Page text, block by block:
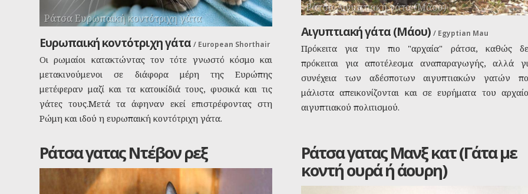
Ράτσα Ευρωπαική κοντότριχη γάτα
Ευρωπαική κοντότριχη γάτα / European Shorthair
Οι ρωμαίοι κατακτώντας τον τότε γνωστό κόσμο και
μετακινούμενοι σε διάφορα μέρη της Ευρώπης
μετέφεραν μαζί και τα κατοικίδιά τους, φυσικά και τις
γάτες τους.Μετά τα άφηναν εκεί επιστρέφοντας στη
Ρώμη και ιδού η ευρωπαική κοντότριχη γάτα.
Ράτσα Αιγυπτιακή γάτα (Μάου)
Αιγυπτιακή γάτα (Μάου) / Egyptian Mau
Πρόκειτα για την πιο "αρχαία" ράτσα, καθώς
πρόκειται για αποτέλεσμα αναπαραγωγής, αλλά
συνέχεια των αδέσποτων αιγυπτιακών γατών
μάλιστα απεικονίζονται και σε ευρήματα του
αιγυπτιακού πολιτισμού.
Ράτσα γατας Ντέβον ρεξ
Ράτσα γατας Μανξ κατ (Γάτα με
κοντή ουρά ή άουρη)